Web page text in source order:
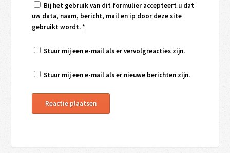
Bij het gebruik van dit formulier accepteert u dat
uw data, naam, bericht, mail en ip door deze site
gebruikt wordt.*
Stuur mij een e-mail als er vervolgreacties zijn.
Stuur mij een e-mail als er nieuwe berichten zijn.